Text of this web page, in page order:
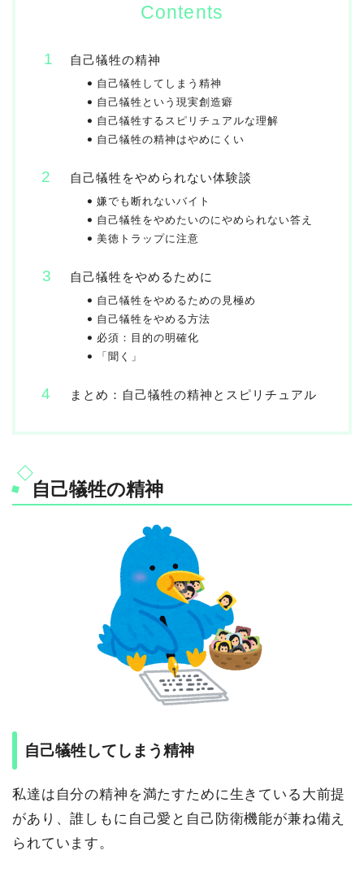
Contents
自己犠牲の精神
自己犠牲してしまう精神
自己犠牲という現実創造癖
自己犠牲するスピリチュアルな理解
自己犠牲の精神はやめにくい
自己犠牲をやめられない体験談
嫌でも断れないバイト
自己犠牲をやめたいのにやめられない答え
美徳トラップに注意
自己犠牲をやめるために
自己犠牲をやめるための見極め
自己犠牲をやめる方法
必須：目的の明確化
「聞く」
まとめ：自己犠牲の精神とスピリチュアル
自己犠牲の精神
自己犠牲してしまう精神
私達は自分の精神を満たすために生きている大前提
があり、誰しもに自己愛と自己防衛機能が兼ね備え
られています。